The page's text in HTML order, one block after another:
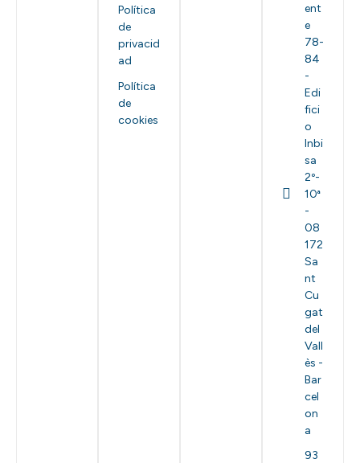
Política
de
privacid
ad
Política
de
cookies
ent
e
78-
84
-
Edi
fici
o
Inbi
sa
2º-
10ª
-
08
172
Sa
nt
Cu
gat
del
Vall
ès -
Bar
cel
on
a
93